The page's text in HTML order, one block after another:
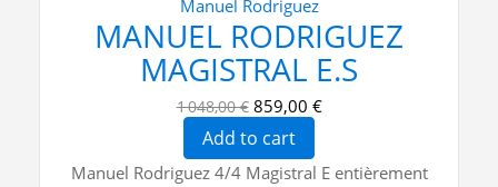
Manuel Rodriguez
MANUEL RODRIGUEZ
MAGISTRAL E.S
1 048,00 € 859,00 €
Add to cart
Manuel Rodriguez 4/4 Magistral E entièrement